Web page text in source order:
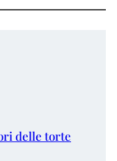
delle torte